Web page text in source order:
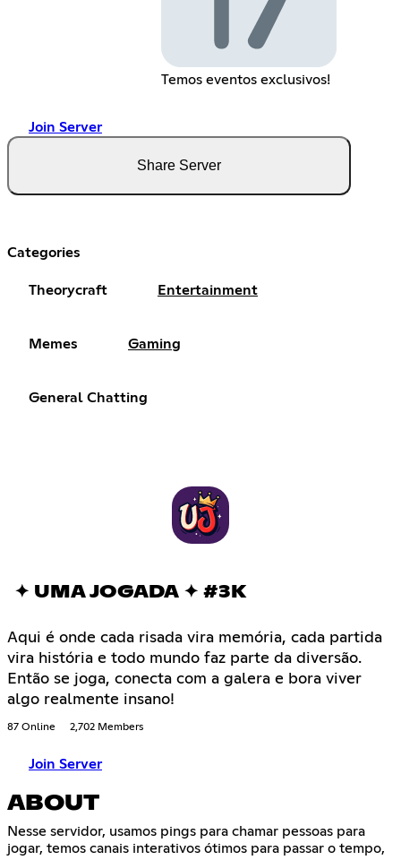
Temos eventos exclusivos!
Join Server
Share Server
Categories
Theorycraft Entertainment
Memes Gaming
General Chatting
✦ UMA JOGADA ✦ #3K
Aqui é onde cada risada vira memória, cada partida
vira história e todo mundo faz parte da diversão.
Então se joga, conecta com a galera e bora viver
algo realmente insano!
87 Online 2,702 Members
Join Server
ABOUT
Nesse servidor, usamos pings para chamar pessoas para
jogar, temos canais interativos ótimos para passar o tempo,